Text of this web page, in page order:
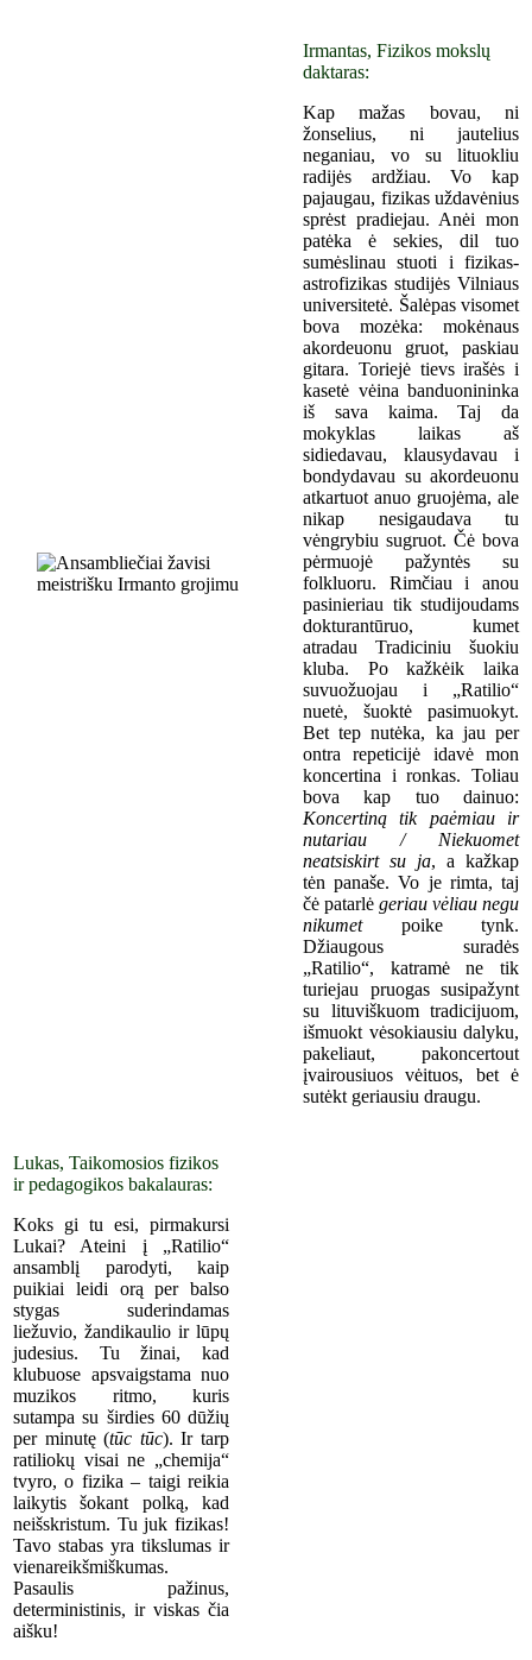
Irmantas, Fizikos mokslų
daktaras:
Kap mažas bovau, ni
žonselius, ni jautelius
neganiau, vo su lituokliu
radijės ardžiau. Vo kap
pajaugau, fizikas uždavėnius
sprėst pradiejau. Anėi mon
patėka ė sekies, dil tuo
sumėslinau stuoti i fizikas-
astrofizikas studijės Vilniaus
universitetė. Šalėpas visomet
bova mozėka: mokėnaus
akordeuonu gruot, paskiau
gitara. Toriejė tievs irašės i
kasetė vėina banduonininka
iš sava kaima. Taj da
mokyklas laikas aš
sidiedavau, klausydavau i
bondydavau su akordeuonu
atkartuot anuo gruojėma, ale
nikap nesigaudava tu
vėngrybiu sugruot. Čė bova
pėrmuojė pažyntės su
folkluoru. Rimčiau i anou
pasinieriau tik studijoudams
dokturantūruo, kumet
atradau Tradiciniu šuokiu
kluba. Po kažkėik laika
suvuožuojau i „Ratilio“
nuetė, šuoktė pasimuokyt.
Bet tep nutėka, ka jau per
ontra repeticijė idavė mon
koncertina i ronkas. Toliau
bova kap tuo dainuo:
Koncertiną tik paėmiau ir
nutariau / Niekuomet
neatsiskirt su ja, a kažkap
tėn panaše.Vo je rimta, taj
čė patarlė geriau vėliau negu
nikumetpoike tynk.
Džiaugous suradės
„Ratilio“, katramė ne tik
turiejau pruogas susipažynt
su lituviškuom tradicijuom,
išmuokt vėsokiausiu dalyku,
pakeliaut, pakoncertout
įvairousiuos vėituos, bet ė
sutėkt geriausiu draugu.
Lukas, Taikomosios fizikos
ir pedagogikos bakalauras:
Koks gi tu esi, pirmakursi
Lukai? Ateini į „Ratilio“
ansamblį parodyti, kaip
puikiai leidi orą per balso
stygas suderindamas
liežuvio, žandikaulio ir lūpų
judesius. Tu žinai, kad
klubuose apsvaigstama nuo
muzikos ritmo, kuris
sutampa su širdies 60 dūžių
per minutę (tūc tūc). Ir tarp
ratiliokų visai ne „chemija“
tvyro, o fizika – taigi reikia
laikytis šokant polką, kad
neišskristum. Tu juk fizikas!
Tavo stabas yra tikslumas ir
vienareikšmiškumas.
Pasaulis pažinus,
deterministinis, ir viskas čia
aišku!